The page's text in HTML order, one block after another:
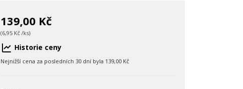
139,00 Kč
(6,95 Kč /ks)
Historie ceny
Nejnižší cena za posledních 30 dní byla 139,00 Kč